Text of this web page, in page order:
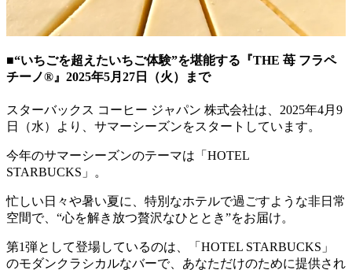
■“いちごを超えたいちご体験”を堪能する『THE 苺 フラペ
チーノ®』2025年5月27日（火）まで
スターバックス コーヒー ジャパン 株式会社は、2025年4月9
日（水）より、サマーシーズンをスタートしています。
今年のサマーシーズンのテーマは「HOTEL
STARBUCKS」。
忙しい日々や暑い夏に、特別なホテルで過ごすような非日常
空間で、“心を解き放つ贅沢なひととき”をお届け。
第1弾として登場しているのは、「HOTEL STARBUCKS」
のモダンクラシカルなバーで、あなただけのために提供され